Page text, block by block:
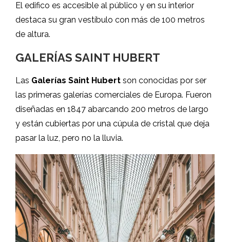
El edifico es accesible al público y en su interior
destaca su gran vestíbulo con más de 100 metros
de altura.
GALERÍAS SAINT HUBERT
Las Galerías Saint Hubert son conocidas por ser
las primeras galerías comerciales de Europa. Fueron
diseñadas en 1847 abarcando 200 metros de largo
y están cubiertas por una cúpula de cristal que deja
pasar la luz, pero no la lluvia.